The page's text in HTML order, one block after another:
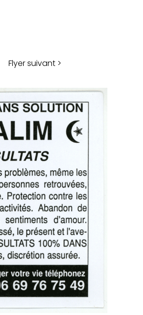
Flyer suivant >